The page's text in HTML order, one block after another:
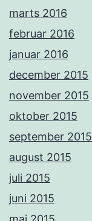
marts 2016
februar 2016
januar 2016
december 2015
november 2015
oktober 2015
september 2015
august 2015
juli 2015
juni 2015